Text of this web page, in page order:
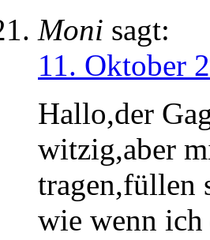
Moni sagt:
11. Oktober
Hallo,der
witzig,aber
tragen,füllen
wie wenn ich